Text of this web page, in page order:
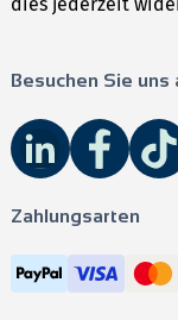
Besuchen Sie uns
Zahlungsarten